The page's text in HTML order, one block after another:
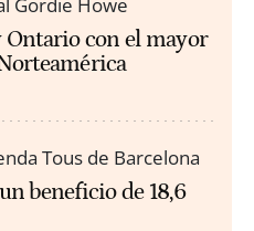
Ontario con el mayor
beneficio de 18,6